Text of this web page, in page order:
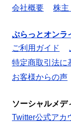
会社概要
株主
ぷらっとオンラ
ご利用ガイド
特定商取引法に
お客様からの声
ソーシャルメデ
Twitter公式アカ